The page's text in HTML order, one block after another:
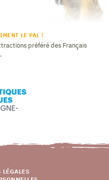
LE PAL !
préféré des Français
LÉGALES